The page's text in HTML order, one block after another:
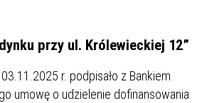
przy ul. Królewieckiej 12”
r. podpisało z Bankiem
umowę o udzielenie dofinansowania